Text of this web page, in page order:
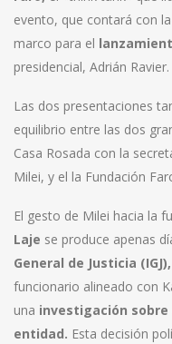
evento, que contará con
marco para el
presidencial, Adrián Ravier.
Las dos presentaciones
equilibrio entre las dos
Casa Rosada con la
Milei, y el la Fundación
El gesto de Milei hacia la
Laje se produce apenas
General de Justicia (IGJ),
funcionario alineado con
una investigación
entidad. Esta decisión